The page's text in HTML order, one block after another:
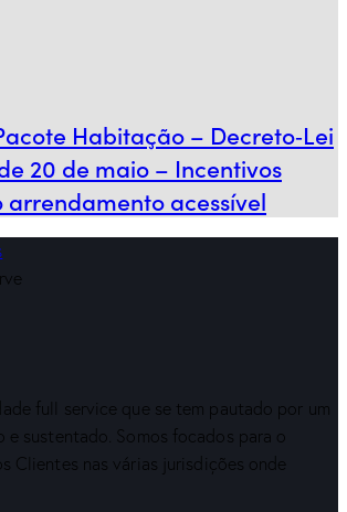
Habitação – Decreto‑Lei
20 de maio – Incentivos
arrendamento acessível
full service que se tem pautado por um
e sustentado. Somos focados para o
Clientes nas várias jurisdições onde